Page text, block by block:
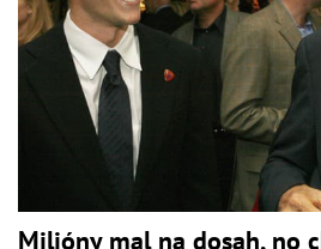
Milióny mal na dosah, no